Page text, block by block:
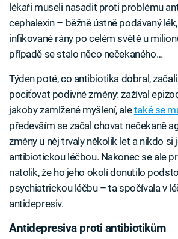
lékaři museli nasadit proti problému
cephalexin – běžně ústně podávaný
infikované rány po celém světě u
případě se stalo něco nečekaného…
Týden poté, co antibiotika dobral,
pociťovat podivné změny: zažíval
jakoby zamlžené myšlení, aletaké se
především se začal chovat nečekaně
změny u něj trvaly několik let a nikdo si
antibiotickou léčbou. Nakonec se ale
natolik, že ho jeho okolí donutilo
psychiatrickou léčbu – ta spočívala v
antidepresiv.
Antidepresiva proti antibiotikům